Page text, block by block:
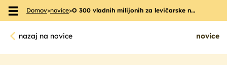
Skoči na vsebino
Domov>novice>O 300 vladnih milijonih za levičarske n…
nazaj na novice novice